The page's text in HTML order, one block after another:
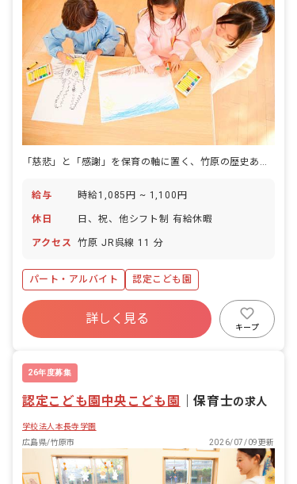
給与 時給1,085円 ~ 1,100円
休日 日、祝、他シフト制 有給休暇
アクセス 竹原 JR呉線 11 分
パート・アルバイト 認定こども園
詳しく見る
キープ
26年度募集
認定こども園中央こども園 ｜保育士の求人
学校法人本長寺学園
広島県/竹原市
2026/07/09更新